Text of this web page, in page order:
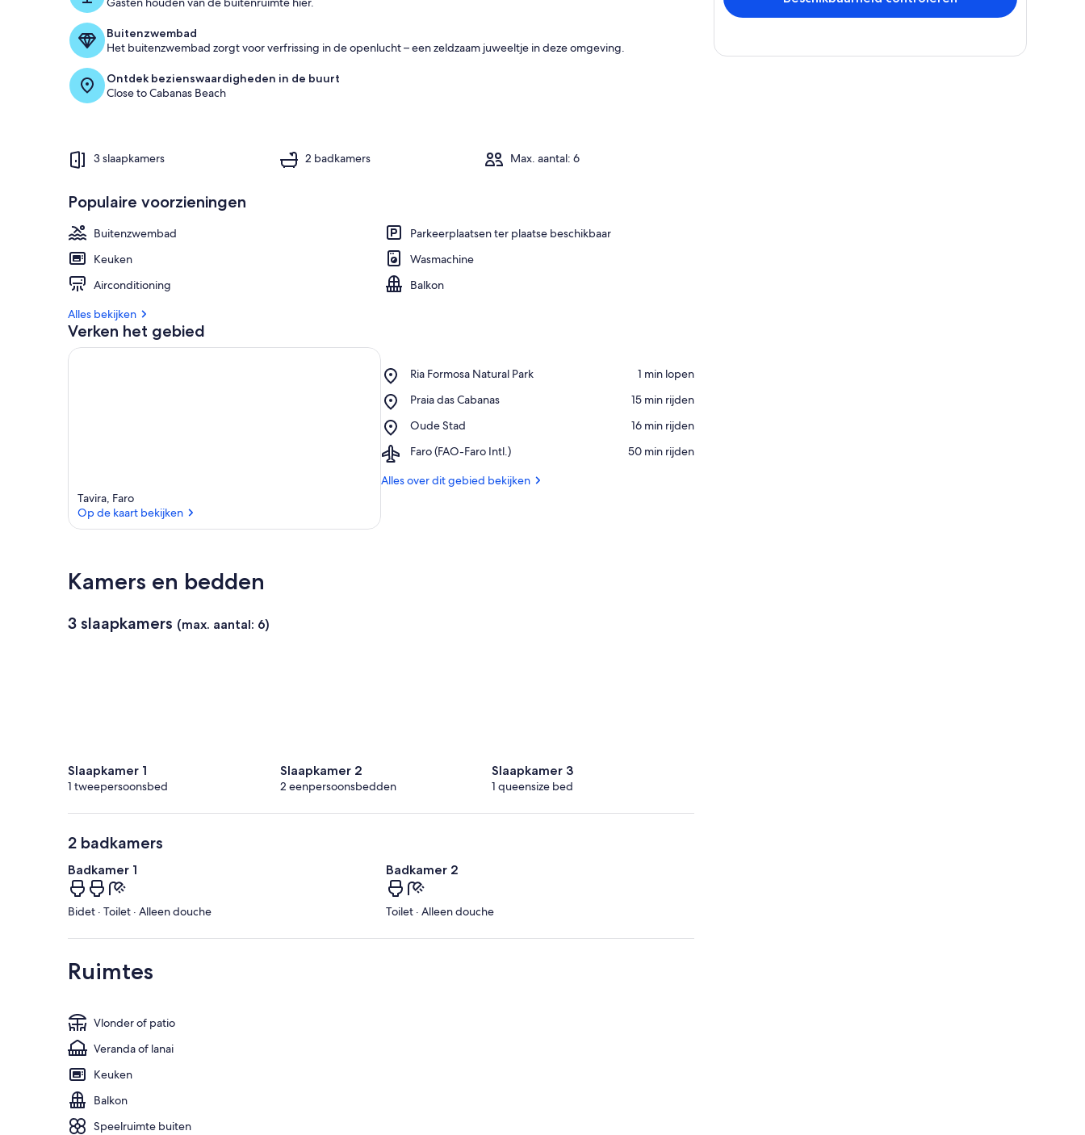
Buitenzwembad
Het buitenzwembad zorgt voor verfrissing in de openlucht – een zeldzaam juweeltje in deze omgeving.
Ontdek bezienswaardigheden in de buurt
Close to Cabanas Beach
3 slaapkamers 2 badkamers Max. aantal: 6
Populaire voorzieningen
Buitenzwembad
Parkeerplaatsen ter plaatse beschikbaar
Keuken
Wasmachine
Airconditioning
Balkon
Alles bekijken
Verken het gebied
Tavira, Faro
Op de kaart bekijken
Ria Formosa Natural Park
Place,
Formosa
Park
‪1 min lopen‬
Praia das Cabanas
Place,
das
‪15 min rijden‬
Oude Stad
Place,
Stad
‪16 min rijden‬
Faro (FAO-Faro Intl.)
Airport,
(FAO-
‪50 min rijden‬
Alles over dit gebied bekijken
Kamers en bedden
3 slaapkamers (max. aantal: 6)
Slaapkamer 1
1 tweepersoonsbed
Slaapkamer 2
2 eenpersoonsbedden
Slaapkamer 3
1 queensize bed
2 badkamers
Badkamer 1
Bidet · Toilet · Alleen douche
Badkamer 2
Toilet · Alleen douche
Ruimtes
Vlonder of patio
Veranda of lanai
Keuken
Balkon
Speelruimte buiten